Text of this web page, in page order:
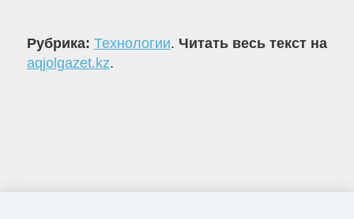
Рубрика: Технологии. Читать весь текст на
aqjolgazet.kz.